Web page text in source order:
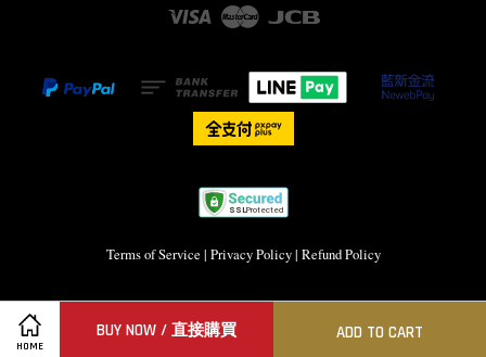
HOME
BUY NOW / 直接購買 ADD TO CART
Visa Master
Terms of Service | Privacy Policy| Refund Policy